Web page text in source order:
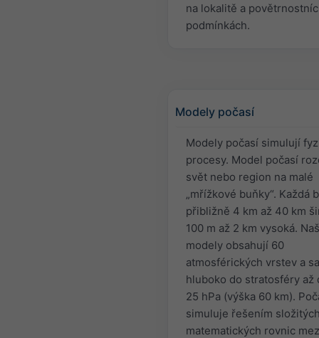
na lokalitě a
podmínkách.
Modely počasí
Modely počasí simulují
procesy. Model počasí
svět nebo region na malé
„mřížkové buňky“. Každá
přibližně 4 km až 40 km
100 m až 2 km vysoká.
modely obsahují 60
atmosférických vrstev a
hluboko do stratosféry až
25 hPa (výška 60 km).
simuluje řešením
matematických rovnic